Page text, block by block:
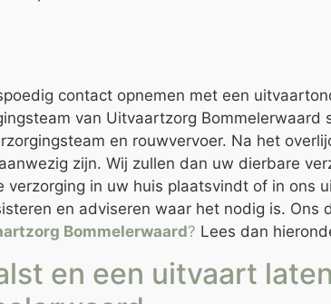
contact opnemen met een
van Uitvaartzorg Bommelerwaard
en rouwvervoer. Na het
zijn. Wij zullen dan uw dierbare
in uw huis plaatsvindt of in ons
en adviseren waar het nodig is.
Bommelerwaard? Lees dan
en een uitvaart